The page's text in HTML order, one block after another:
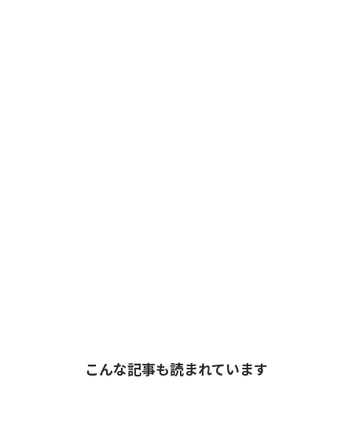
こんな記事も読まれています